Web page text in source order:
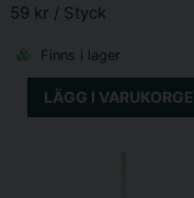
59 kr / Styck
Finns i lager
LÄGG I